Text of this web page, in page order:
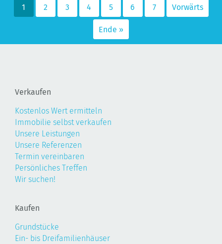
1 2 3 4 5 6 7 Vorwärts
Ende »
Verkaufen
Kostenlos Wert ermitteln
Immobilie selbst verkaufen
Unsere Leistungen
Unsere Referenzen
Termin vereinbaren
Persönliches Treffen
Wir suchen!
Kaufen
Grundstücke
Ein- bis Dreifamilienhäuser